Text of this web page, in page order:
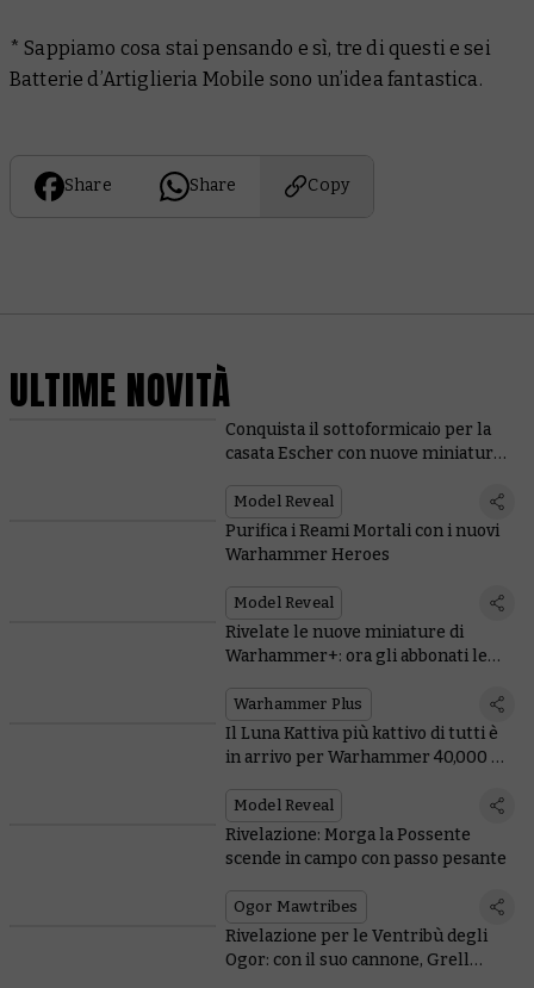
* Sappiamo cosa stai pensando esì, tre di questi e sei
Batterie d’Artiglieria Mobile sono un’idea fantastica .
Share Share Copy
ULTIME NOVITÀ
Conquista il sottoformicaio per la
casata Escher con nuove miniature
Model Reveal
Purifica i Reami Mortali con i nuovi
Warhammer Heroes
Model Reveal
Rivelate le nuove miniature di
Warhammer+: ora gli abbonati le
Warhammer Plus
Il Luna Kattiva più kattivo di tutti è
in arrivo per Warhammer 40,000 E
Model Reveal
Rivelazione: Morga la Possente
scende in campo con passo pesante
Ogor Mawtribes
Rivelazione per le Ventribù degli
Ogor: con il suo cannone, Grell